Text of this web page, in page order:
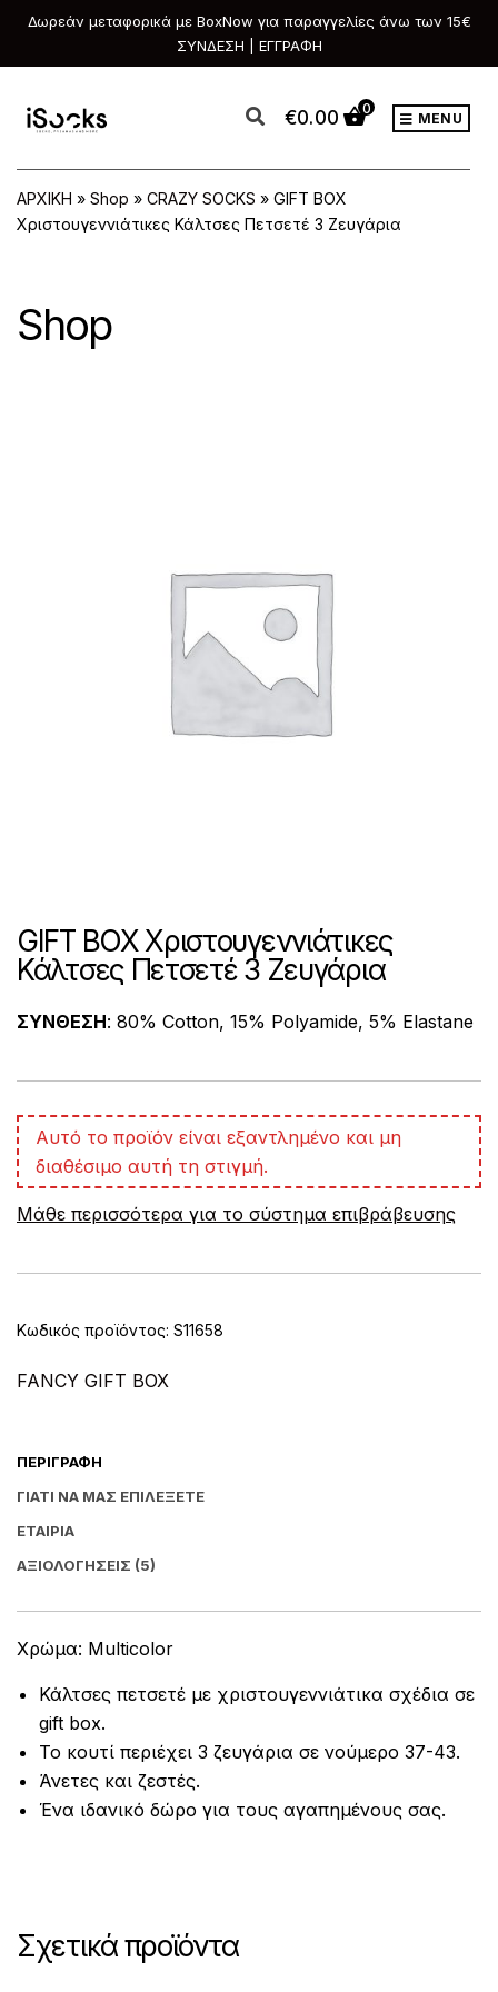
Δωρεάν μεταφορικά με BoxNow για παραγγελίες άνω των 15€
ΣΥΝΔΕΣΗ | ΕΓΓΡΑΦΗ
€0.00 0
MENU
ΑΡΧΙΚΗ » Shop » CRAZY SOCKS » GIFT BOX
Χριστουγεννιάτικες Κάλτσες Πετσετέ 3 Ζευγάρια
Shop
GIFT BOX Χριστουγεννιάτικες
Κάλτσες Πετσετέ 3 Ζευγάρια
ΣΥΝΘΕΣΗ: 80% Cotton, 15% Polyamide, 5% Elastane
Αυτό το προϊόν είναι εξαντλημένο και μη
διαθέσιμο αυτή τη στιγμή.
Μάθε περισσότερα για το σύστημα επιβράβευσης
Κωδικός προϊόντος: S11658
FANCY GIFT BOX
ΠΕΡΙΓΡΑΦΉ
ΓΙΑΤΊ ΝΑ ΜΑΣ ΕΠΙΛΈΞΕΤΕ
ΕΤΑΙΡΊΑ
ΑΞΙΟΛΟΓΉΣΕΙΣ (5)
Χρώμα: Multicolor
Κάλτσες πετσετέ με χριστουγεννιάτικα σχέδια σε
gift box.
Το κουτί περιέχει 3 ζευγάρια σε νούμερο 37-43.
Άνετες και ζεστές.
Ένα ιδανικό δώρο για τους αγαπημένους σας.
Σχετικά προϊόντα